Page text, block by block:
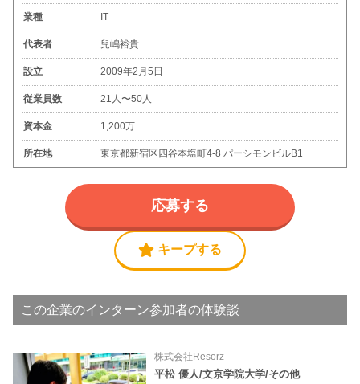
業種 IT
代表者 兒嶋裕貴
設立 2009年2月5日
従業員数 21人〜50人
資本金 1,200万
所在地 東京都新宿区四谷本塩町4-8 パーシモンビルB1
キープする
応募する
この企業のインターン参加者の体験談
株式会社Resorz
平松 優人/文京学院大学/その他